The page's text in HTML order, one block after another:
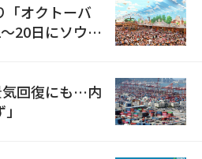
「オクトーバ
20日にソウル
気回復にも…内